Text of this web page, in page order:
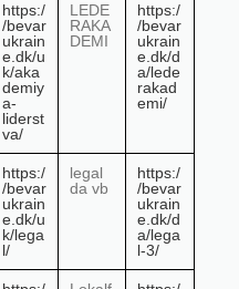
https:/
/bevar
ukrain
e.dk/u
k/aka
demiy
a-
liderst
va/
LEDE
RAKA
DEMI
https:/
/bevar
ukrain
e.dk/d
a/lede
rakad
emi/
https:/
/bevar
ukrain
e.dk/u
k/lega
l/
legal
da vb
https:/
/bevar
ukrain
e.dk/d
a/lega
l-3/